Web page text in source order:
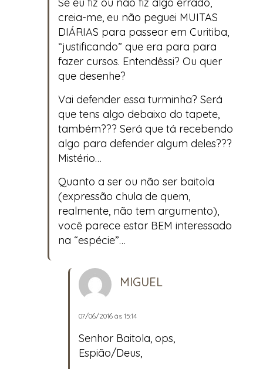
creia-me, eu não peguei MUITAS
DIÁRIAS para passear em Curitiba,
“justificando” que era para para
fazer cursos. Entendêssi? Ou quer
que desenhe?
Vai defender essa turminha? Será
que tens algo debaixo do tapete,
também??? Será que tá recebendo
algo para defender algum deles???
Mistério…
Quanto a ser ou não ser baitola
(expressão chula de quem,
realmente, não tem argumento),
você parece estar BEM interessado
na “espécie”…
MIGUEL
07/06/2016 às 15:14
Senhor Baitola, ops,
Espião/Deus,